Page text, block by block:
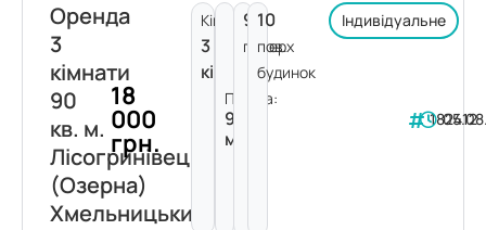
Оренда
3
кімнати
90
кв. м.
Лісогринівецька
(Озерна)
Хмельницький
18
000
грн.
Кімнат:
3
кімнати
Площа:
90
м²
9
поверх
10
пов.
будинок
Індивідуальне
182412